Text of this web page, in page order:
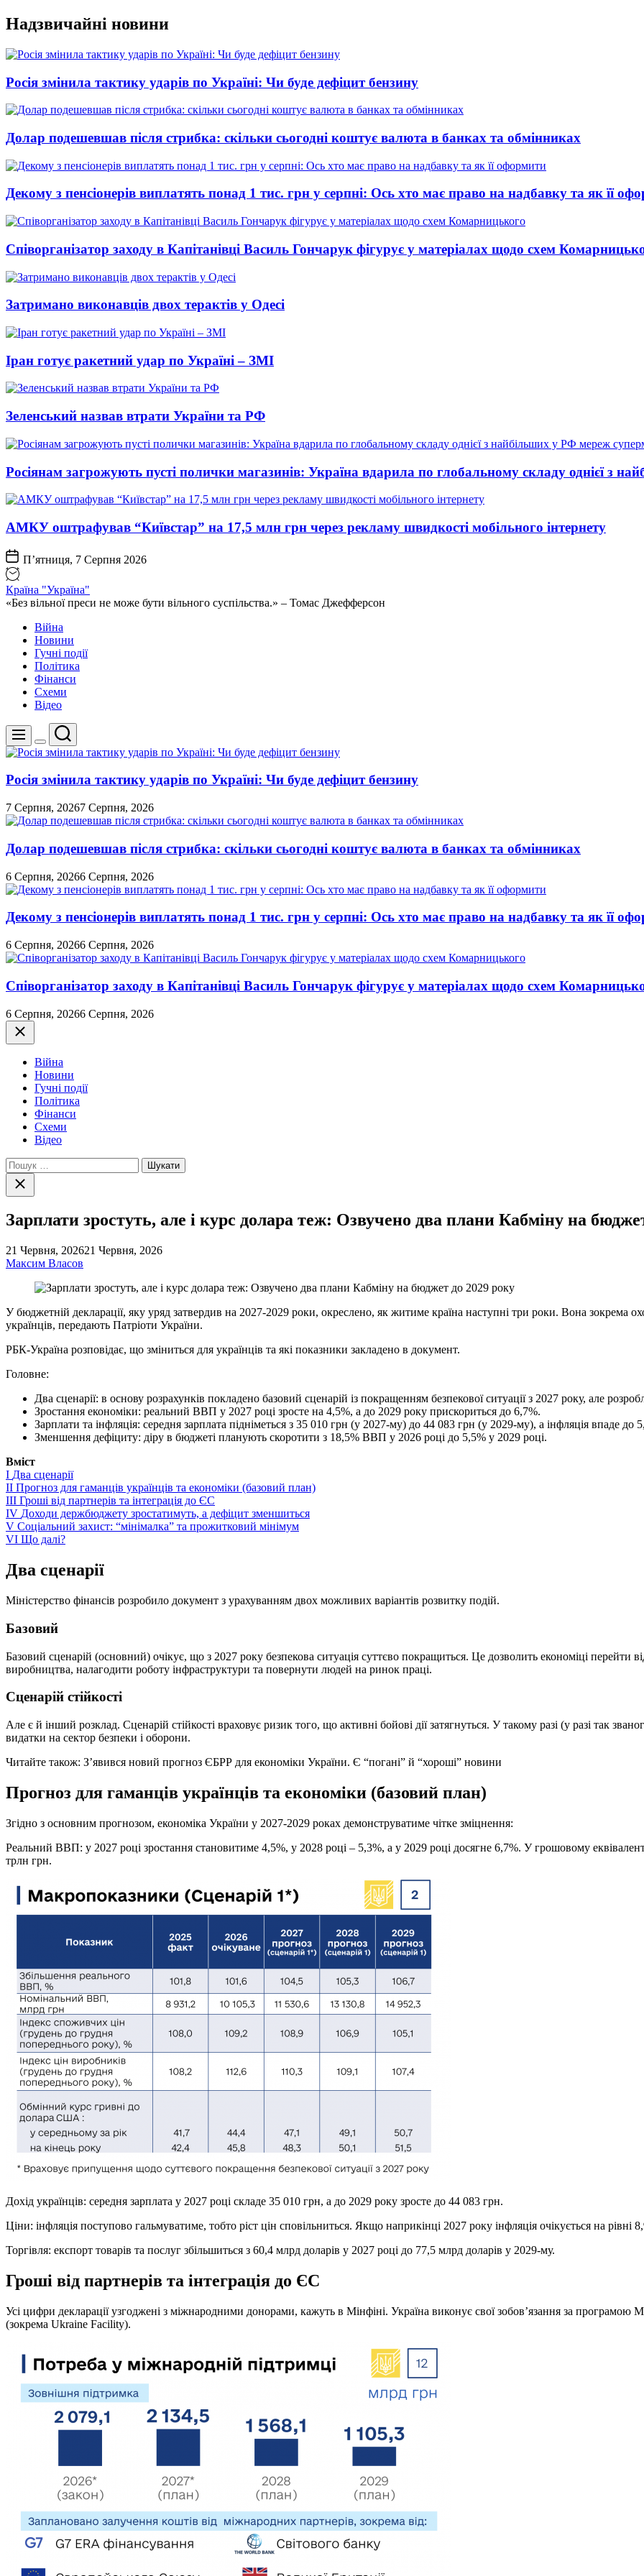
Перейти
до
вмісту
Надзвичайні новини
Росія змінила тактику ударів по Україні: Чи буде дефіцит бензину
Долар подешевшав після стрибка: скільки сьогодні коштує валюта в банках та обмінниках
Декому з пенсіонерів виплатять понад 1 тис. грн у серпні: Ось хто має право на надбавку та як її
Співорганізатор заходу в Капітанівці Василь Гончарук фігурує у матеріалах щодо схем
Затримано виконавців двох терактів у Одесі
Іран готує ракетний удар по Україні – ЗМІ
Зеленський назвав втрати України та РФ
Росіянам загрожують пусті полички магазинів: Україна вдарила по глобальному складу однієї з
АМКУ оштрафував “Київстар” на 17,5 млн грн через рекламу швидкості мобільного інтернету
П’ятниця, 7 Серпня 2026
Країна "Україна"
«Без вільної преси не може бути вільного суспільства.» – Томас Джефферсон
Війна
Новини
Гучні події
Політика
Фінанси
Схеми
Відео
Меню
Перемикач
кольорового
Пошук
Росія змінила тактику ударів по Україні: Чи буде дефіцит бензину
7 Серпня, 20267 Серпня, 2026
Долар подешевшав після стрибка: скільки сьогодні коштує валюта в банках та обмінниках
6 Серпня, 20266 Серпня, 2026
Декому з пенсіонерів виплатять понад 1 тис. грн у серпні: Ось хто має право на надбавку та як її
6 Серпня, 20266 Серпня, 2026
Співорганізатор заходу в Капітанівці Василь Гончарук фігурує у матеріалах щодо схем
6 Серпня, 20266 Серпня, 2026
Закрити
Війна
Новини
Гучні події
Політика
Фінанси
Схеми
Відео
Пошук:
Закрити
пошук
Зарплати зростуть, але і курс долара теж: Озвучено два плани Кабміну на
21 Червня, 202621 Червня, 2026
Максим Власов
У бюджетній декларації, яку уряд затвердив на 2027-2029 роки, окреслено, як житиме країна наступні три роки. Вона зокрема
українців, передають Патріоти України.
РБК-Україна розповідає, що зміниться для українців та які показники закладено в документ.
Головне:
Два сценарії: в основу розрахунків покладено базовий сценарій із покращенням безпекової ситуації з 2027 року, але
Зростання економіки: реальний ВВП у 2027 році зросте на 4,5%, а до 2029 року прискориться до 6,7%.
Зарплати та інфляція: середня зарплата підніметься з 35 010 грн (у 2027-му) до 44 083 грн (у 2029-му), а інфляція впаде до
Зменшення дефіциту: діру в бюджеті планують скоротити з 18,5% ВВП у 2026 році до 5,5% у 2029 році.
Вміст
I Два сценарії
II Прогноз для гаманців українців та економіки (базовий план)
III Гроші від партнерів та інтеграція до ЄС
IV Доходи держбюджету зростатимуть, а дефіцит зменшиться
V Соціальний захист: “мінімалка” та прожитковий мінімум
VI Що далі?
Два сценарії
Міністерство фінансів розробило документ з урахуванням двох можливих варіантів розвитку подій.
Базовий
Базовий сценарій (основний) очікує, що з 2027 року безпекова ситуація суттєво покращиться. Це дозволить економіці перейти
виробництва, налагодити роботу інфраструктури та повернути людей на ринок праці.
Сценарій стійкості
Але є й інший розклад. Сценарій стійкості враховує ризик того, що активні бойові дії затягнуться. У такому разі (у разі так
видатки на сектор безпеки і оборони.
Читайте також: З’явився новий прогноз ЄБРР для економіки України. Є “погані” й “хороші” новини
Прогноз для гаманців українців та економіки (базовий план)
Згідно з основним прогнозом, економіка України у 2027-2029 роках демонструватиме чітке зміцнення:
Реальний ВВП: у 2027 році зростання становитиме 4,5%, у 2028 році – 5,3%, а у 2029 році досягне 6,7%. У грошовому
трлн грн.
Дохід українців: середня зарплата у 2027 році складе 35 010 грн, а до 2029 року зросте до 44 083 грн.
Ціни: інфляція поступово гальмуватиме, тобто ріст цін сповільниться. Якщо наприкінці 2027 року інфляція очікується на рівні
Торгівля: експорт товарів та послуг збільшиться з 60,4 млрд доларів у 2027 році до 77,5 млрд доларів у 2029-му.
Гроші від партнерів та інтеграція до ЄС
Усі цифри декларації узгоджені з міжнародними донорами, кажуть в Мінфіні. Україна виконує свої зобов’язання за
(зокрема Ukraine Facility).